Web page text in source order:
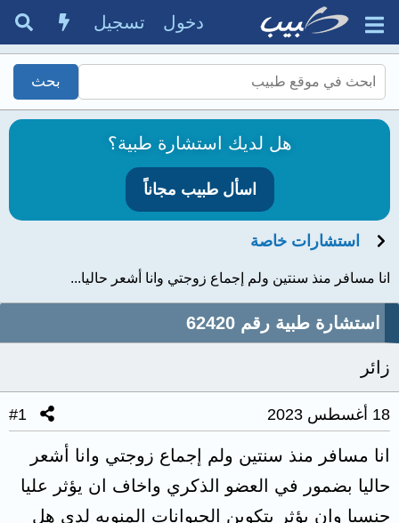
دخول تسجيل
هل لديك استشارة طبية؟
اسأل طبيب مجاناً
استشارات خاصة
انا مسافر منذ سنتين ولم إجماع زوجتي وانا أشعر حاليا...
استشارة طبية رقم 62420
زائر
18 أغسطس 2023 #1
انا مسافر منذ سنتين ولم إجماع زوجتي وانا أشعر
حاليا بضمور في العضو الذكري واخاف ان يؤثر عليا
جنسيا وان يؤثر بتكوين الحيوانات المنويه لدي هل